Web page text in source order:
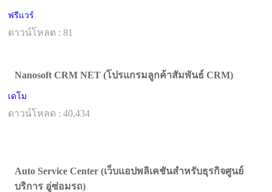
ฟรีแวร์
ดาวน์โหลด : 81
Nanosoft CRM NET (โปรแกรมลูกค้าสัมพันธ์ CRM)
เดโม
ดาวน์โหลด : 40,434
Auto Service Center (เว็บแอปพลิเคชันสำหรับธุรกิจศูนย์
บริการ อู่ซ่อมรถ)